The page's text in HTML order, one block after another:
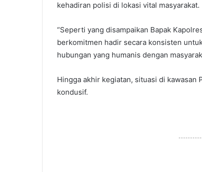
kehadiran polisi di lokasi vital masyarakat.
“Seperti yang disampaikan Bapak
berkomitmen hadir secara konsisten
hubungan yang humanis dengan
Hingga akhir kegiatan, situasi di kawasan
kondusif.